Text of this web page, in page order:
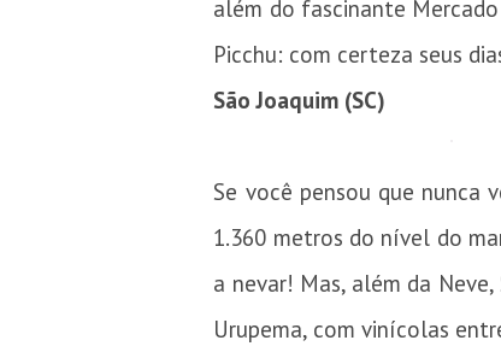
além do fascinante Mercado
Picchu: com certeza seus
São Joaquim (SC)
Se você pensou que nunca
1.360 metros do nível do
a nevar! Mas, além da
Urupema, com vinícolas